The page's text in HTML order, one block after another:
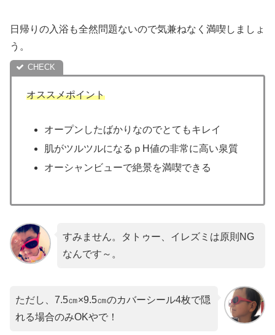
日帰りの入浴も全然問題ないので気兼ねなく満喫しましょ
う。
オススメポイント
オープンしたばかりなのでとてもキレイ
肌がツルツルになるｐH値の非常に高い泉質
オーシャンビューで絶景を満喫できる
すみません。タトゥー、イレズミは原則NG
なんです～。
ただし、7.5㎝×9.5㎝のカバーシール4枚で隠
れる場合のみOKやで！